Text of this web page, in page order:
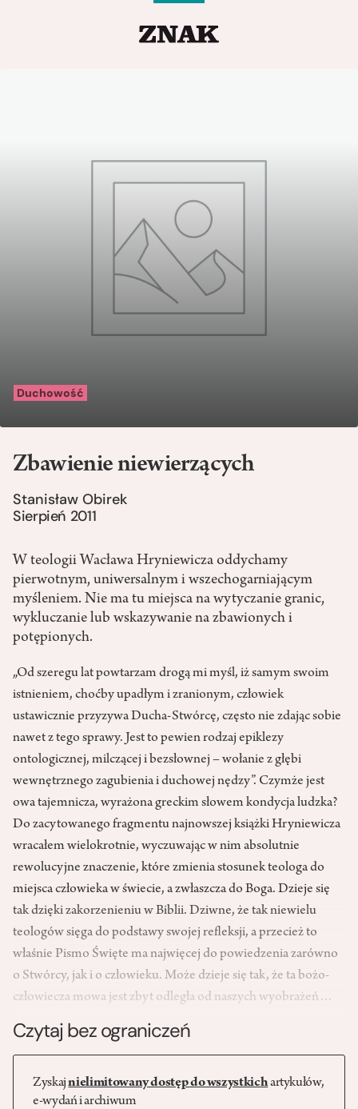
Duchowość
Zbawienie niewierzących
Stanisław Obirek
Sierpień 2011
W teologii Wacława Hryniewicza oddychamy
pierwotnym, uniwersalnym i wszechogarniającym
myśleniem. Nie ma tu miejsca na wytyczanie granic,
wykluczanie lub wskazywanie na zbawionych i
potępionych.
„Od szeregu lat powtarzam drogą mi myśl, iż samym swoim
istnieniem, choćby upadłym i zranionym, człowiek
ustawicznie przyzywa Ducha-Stwórcę, często nie zdając sobie
nawet z tego sprawy. Jest to pewien rodzaj epiklezy
ontologicznej, milczącej i bezsłownej – wołanie z głębi
wewnętrznego zagubienia i duchowej nędzy”. Czymże jest
owa tajemnicza, wyrażona greckim słowem kondycja ludzka?
Do zacytowanego fragmentu najnowszej książki Hryniewicza
wracałem wielokrotnie, wyczuwając w nim absolutnie
rewolucyjne znaczenie, które zmienia stosunek teologa do
miejsca człowieka w świecie, a zwłaszcza do Boga. Dzieje się
tak dzięki zakorzenieniu w Biblii. Dziwne, że tak niewielu
teologów sięga do podstawy swojej refleksji, a przecież to
właśnie Pismo Święte ma najwięcej do powiedzenia zarówno
o Stwórcy, jak i o człowieku. Może dzieje się tak, że ta bożo-
człowiecza mowa jest zbyt odległa od naszych wyobrażeń…
Czytaj bez ograniczeń
Zyskajnielimitowany dostęp do wszystkichartykułów,
e-wydań i archiwum